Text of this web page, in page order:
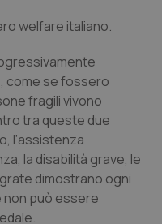
Collo
welfare italiano.
come se fossero
fragili vivono
tra queste due
l’assistenza
la disabilità grave, le
dimostrano ogni
non può essere